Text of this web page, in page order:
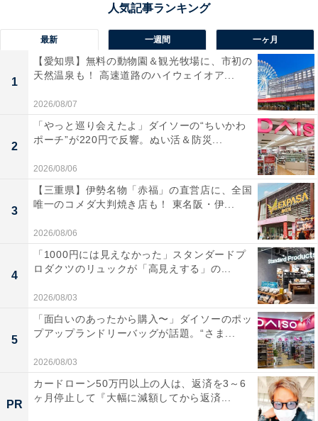
形県）などの意見が寄せられました。
1位：『ミステリと言う勿れ』
最新 一週間 一ヶ月
1
【愛知県】無料の動物園＆観光牧場に、市初の
天然温泉も！ 高速道路のハイウェイオア...
2026/08/07
2
「やっと巡り会えたよ」ダイソーの“ちいかわ
ポーチ”が220円で反響。ぬい活＆防災...
2026/08/06
3
【三重県】伊勢名物「赤福」の直営店に、全国
唯一のコメダ大判焼き店も！ 東名阪・伊...
2026/08/06
4
「1000円には見えなかった」スタンダードプ
ロダクツのリュックが「高見えする」の...
2026/08/03
5
「面白いのあったから購入〜」ダイソーのポッ
プアップランドリーバッグが話題。“さま...
2026/08/03
PR
カードローン50万円以上の人は、返済を3～6
ヶ月停止して『大幅に減額してから返済...